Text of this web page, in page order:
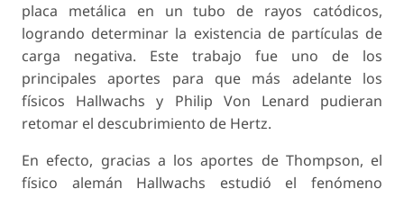
placa metálica en un tubo de rayos catódicos,
logrando determinar la existencia de partículas de
carga negativa. Este trabajo fue uno de los
principales aportes para que más adelante los
físicos Hallwachs y Philip Von Lenard pudieran
retomar el descubrimiento de Hertz.
En efecto, gracias a los aportes de Thompson, el
físico alemán Hallwachs estudió el fenómeno